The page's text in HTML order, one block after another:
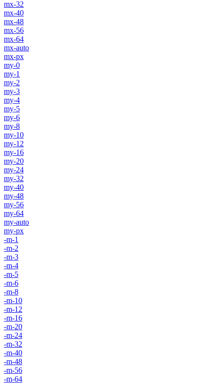
mx-32
mx-40
mx-48
mx-56
mx-64
mx-auto
mx-px
my-0
my-1
my-2
my-3
my-4
my-5
my-6
my-8
my-10
my-12
my-16
my-20
my-24
my-32
my-40
my-48
my-56
my-64
my-auto
my-px
-m-1
-m-2
-m-3
-m-4
-m-5
-m-6
-m-8
-m-10
-m-12
-m-16
-m-20
-m-24
-m-32
-m-40
-m-48
-m-56
-m-64